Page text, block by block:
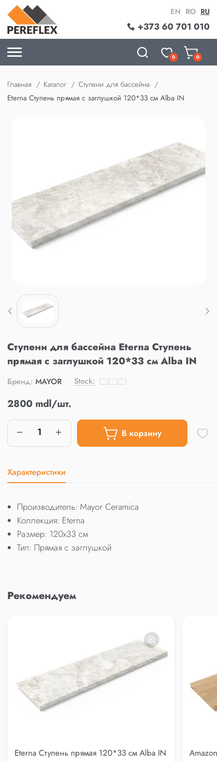
+373 60 701 010
EN RO RU
0 0
Главная Каталог
Ступени для бассейна
Eterna Ступень прямая с заглушкой 120*33 см Alba IN
Ступени для бассейна Eterna Ступень
прямая с заглушкой 120*33 см Alba IN
Бренд: MAYOR Stock:
2800 mdl/шт.
В корзину
Характеристики
Производитель: Mayor Ceramica
Коллекция: Eterna
Размер: 120x33 см
Тип: Прямая с заглушкой
Рекомендуем
Eterna Ступень прямая 120*33 см Alba IN